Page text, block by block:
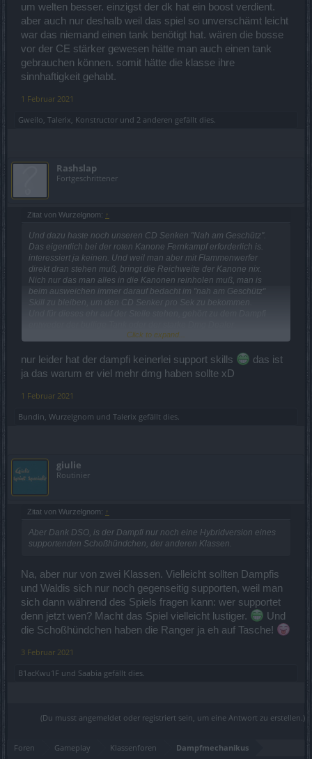
um welten besser. einzigst der dk hat ein boost verdient.
aber auch nur deshalb weil das spiel so unverschämt leicht
war das niemand einen tank benötigt hat. wären die bosse
vor der CE stärker gewesen hätte man auch einen tank
gebrauchen können. somit hätte die klasse ihre
sinnhaftigkeit gehabt.
1 Februar 2021
Gweilo, Talerix, Konstructor und 2 anderen gefällt dies.
Rashslap
Fortgeschrittener
Zitat von Wurzelgnom: ↑
Und dazu haste noch unseren CD Senken "Nah am Geschütz".
Das eigentlich bei der roten Kanone Fernkampf erforderlich is.
interessiert ja keinen. Und weil man aber mit Flammenwerfer
direkt dran stehen muß, bringt die Reichweite der Kanone nix.
Nich nur das man alles in die Kanonen reinholen muß, man is
beim ausweichen immer darauf bedacht im "nah am Geschütz"
Skill zu bleiben, um den CD Senker pro Sek zu bekommen.
Aber Dank DSO, is der Dampfi nur noch eine Hybridversion eines
Click to expand...
nur leider hat der dampfi keinerlei support skills
das ist
ja das warum er viel mehr dmg haben sollte xD
1 Februar 2021
Bundin Wurzelgnom und Talerix gefällt dies.
giulie
Routinier
Zitat von Wurzelgnom: ↑
Aber Dank DSO, is der Dampfi nur noch eine Hybridversion eines
supportenden Schoßhündchen, der anderen Klassen.
Na, aber nur von zwei Klassen. Vielleicht sollten Dampfis
und Waldis sich nur noch gegenseitig supporten, weil man
sich dann während des Spiels fragen kann: wer supportet
denn jetzt wen? Macht das Spiel vielleicht lustiger.
Und
die Schoßhündchen haben die Ranger ja eh auf Tasche!
3 Februar 2021
B1acKwu1F und Saabia gefällt dies.
(Du musst angemeldet oder registriert sein, um eine Antwort zu erstellen.)
Foren Gameplay Klassenforen Dampfmechanikus